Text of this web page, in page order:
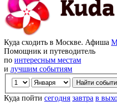
Куда сходить в Москве. Афиша
Помощник и путеводитель
по интересным местам
и лучшим событиям
Куда пойти сегодня завтра в